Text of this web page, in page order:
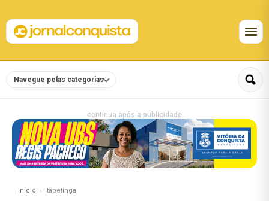
Navegue pelas categorias
continua após a publicidade
Início Itapetinga